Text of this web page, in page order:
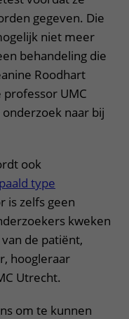
gegeven. Die
niet meer
behandeling die
Roodhart
UMC
naar bij
ook
type
is zelfs geen
kweken
de patiënt,
hoogleraar
Utrecht.
om te kunnen